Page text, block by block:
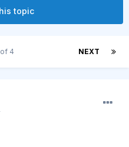
topic
NEXT
4